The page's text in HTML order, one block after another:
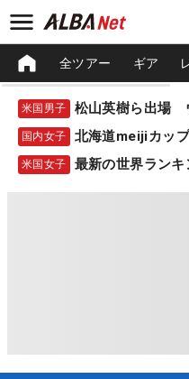
全ツアー ギア
米国男子
国内女子 北海道meijiカッ
米国女子 最新の世界ランキ